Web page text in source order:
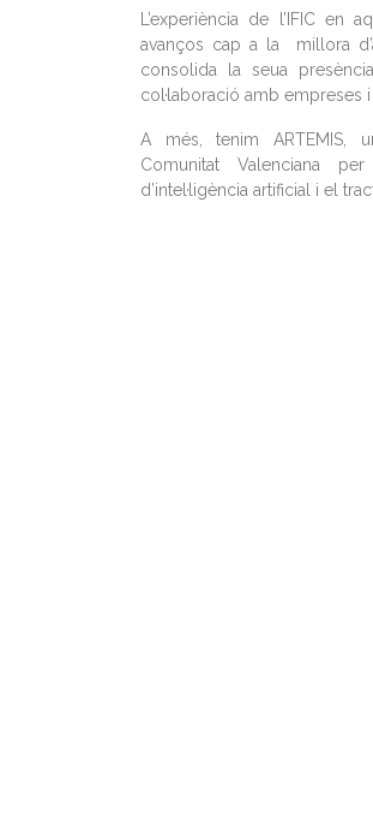
L’experiència de l’IFIC
avanços cap a la millora
consolida la seua
col·laboració amb empreses i
A més, tenim ARTEMIS,
Comunitat Valenciana
d’intel·ligència artificial i el